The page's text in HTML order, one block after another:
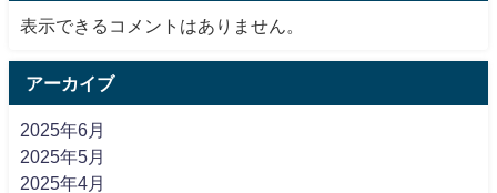
表示できるコメントはありません。
アーカイブ
2025年6月
2025年5月
2025年4月